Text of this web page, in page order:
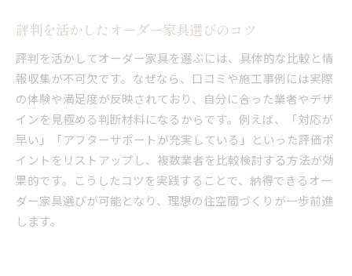
評判を活かしたオーダー家具選びのコツ
評判を活かしてオーダー家具を選ぶには、具体的な比較と情
報収集が不可欠です。なぜなら、口コミや施工事例には実際
の体験や満足度が反映されており、自分に合った業者やデザ
インを見極める判断材料になるからです。例えば、「対応が
早い」「アフターサポートが充実している」といった評価ポ
イントをリストアップし、複数業者を比較検討する方法が効
果的です。こうしたコツを実践することで、納得できるオー
ダー家具選びが可能となり、理想の住空間づくりが一歩前進
します。